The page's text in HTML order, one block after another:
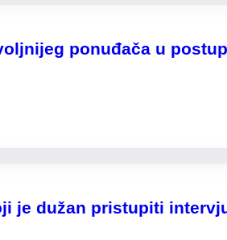
ponuđača u
je dužan pristupiti